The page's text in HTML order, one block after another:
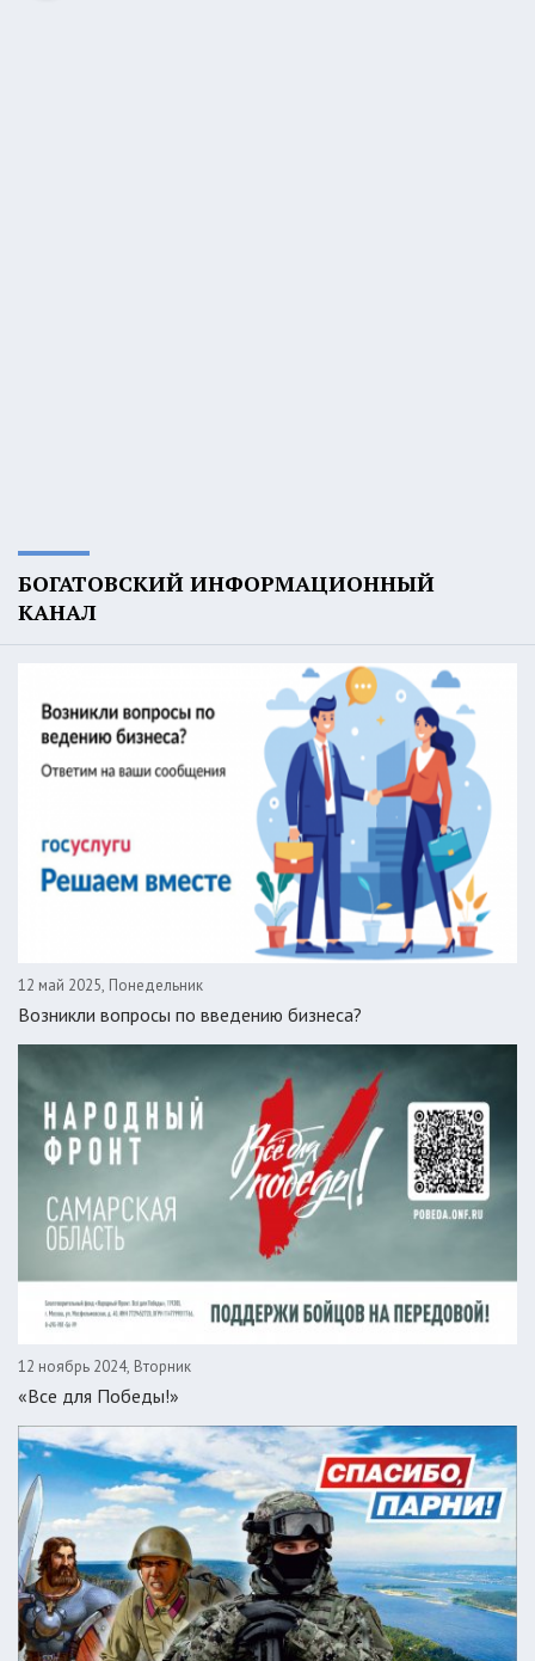
БОГАТОВСКИЙ ИНФОРМАЦИОННЫЙ
КАНАЛ
12 май 2025, Понедельник
Возникли вопросы по введению бизнеса?
12 ноябрь 2024, Вторник
«Все для Победы!»